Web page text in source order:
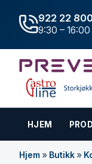
922 22
9:30 – 16:00
HJEM
Hovedinnhold
Hjem» Butikk»